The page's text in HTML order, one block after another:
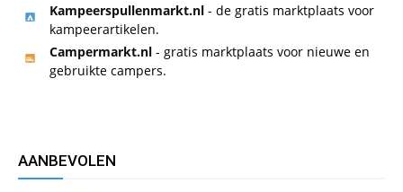
Kampeerspullenmarkt.nl - de gratis marktplaats voor
kampeerartikelen.
Campermarkt.nl - gratis marktplaats voor nieuwe en
gebruikte campers.
AANBEVOLEN